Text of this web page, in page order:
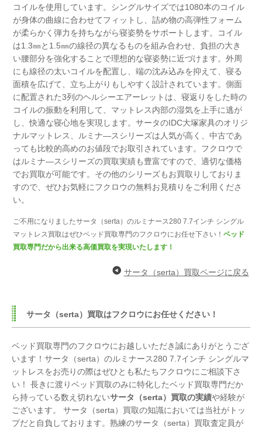
コイルを使用しています。 シングルサイズでは1080本のコイル
が身体の曲線に合わせてフィットし、詰め物の高弾性フォーム
が柔らかく弾力を持ちながら寝姿勢をサポートします。 コイル
は1.3㎜と1.5㎜の線径の異なるものを組み合わせ、 負担の大き
い腰部分を強化することで理想的な寝姿勢に近づけます。外周
にも線径の太いコイルを配置し、端の沈み込みを抑えて、寝る
面積を広げて、立ち上がりもしやすく設計されています。側面
に配置された3列のヘルシーエアーレットは、寝返りをした時の
コイルの振動を利用して、 マットレス内部の湿気を上手に逃が
し、快適な寝心地を実現します。サータのIDC大塚家具のオリジ
ナルマットレス、ルミナ―スシリーズは人気が高く、中古であ
っても比較的高めのお値段でお取引されています。 フクロウで
はルミナ―スシリーズの買取実績も豊富ですので、適切な価格
でお買取が可能です。 その他のシリーズもお買取りしておりま
すので、ぜひお気軽にフクロウの無料お見積りをご利用くださ
い。
ご不用になりましたサータ（serta）のルミナース280 7.7インチ シングル
マットレス買取はぜひベッド買取専門のフクロウにお任せ下さい！ベッド
買取専門だから出来る高価買取を実現いたします！
サータ（serta）買取ページに戻る
サータ（serta）買取はフクロウにお任せください！
ベッド買取専門のフクロウにお越しいただき誠にありがとうござ
います！サータ（serta）のルミナース280 7.7インチ シングルマ
ットレスをお売りの際はぜひとも私たちフクロウにご相談下さ
い！ 長きに渡りベッド買取のみに特化したベッド買取専門だか
ら持っている数え切れないサータ（serta）買取の実績や経験が
ございます。 サータ（serta）買取の知識においては当社がトッ
プだと自負しております。熟練のサータ（serta）買取査定員が